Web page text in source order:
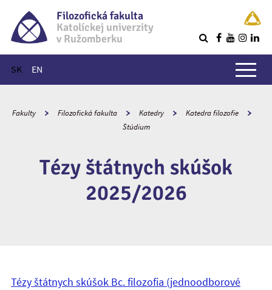
Filozofická fakulta
Katolíckej univerzity
v Ružomberku
SK EN
Hlavné menu
Fakulty Filozofická fakulta Katedry
Katedra filozofie
Štúdium
Tézy štátnych skúšok
2025/2026
Tézy štátnych skúšok Bc. filozofia (jednoodborové